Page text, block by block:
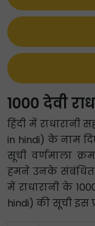
1000 देवी
हिंदी में राधारानी
in hindi) के नाम
सूची वर्णमाला
हमने उनके संबंधित
में राधारानी के
hindi) की सूची इस